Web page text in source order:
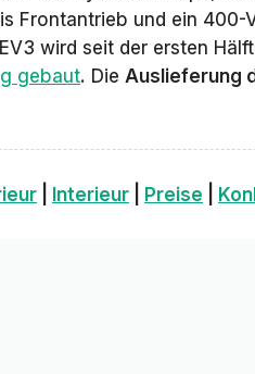
Frontantrieb und ein
wird seit der ersten
gebaut. Die Auslieferung
Interieur Preise